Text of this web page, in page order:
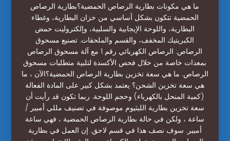
ما هي مكونات بطارية الرصاص الحمضية؟بطارية الرصاص
الحمضية تتكون بشكل أساسي من خزان البطارية، وغطاء
البطارية، واللوحة الإيجابية والسلبية، وإلكتروليت حمض
الكبريتيك المخفف، والقسم والملحقات. تصنيع مسحوق
الرصاص: الرصاص الكهربائي رقم 1 مع آلة مسحوق الرصاص
بمعدات خاصة من خلال فحص الأكسدة لتلبية متطلبات مسحوق
الرصاص. ما هي سعة تخزين بطارية الرصاص الحمضية؟الآن ، ما
هي سعة تخزين الشحن؟ يعتمد بشكل كبير على المادة الفعالة
(كمية المنحل بالكهرباء) وحجم اللوحة. ربما تكون قد رأيت أن
سعة تخزين بطارية الليثيوم موصوفة في تصنيف مللي أمبير /
ساعة ، ولكن في حالة بطارية الرصاص الحمضية ، فهي ساعة
أمبير. سوف نصف هذا في قسم لاحق. إن العمل في بطارية